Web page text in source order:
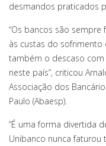
desmandos praticados
“Os bancos são sempre
às custas do
também o descaso
neste país”, criticou
Associação dos
Paulo (Abaesp).
“É uma forma divertida
Unibanco nunca faturou